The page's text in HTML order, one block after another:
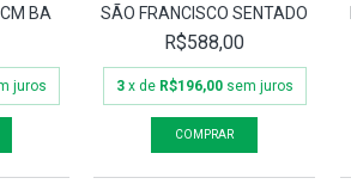
BA
juros
SÃO FRANCISCO SENTADO
R$588,00
3 x de R$196,00 sem juros